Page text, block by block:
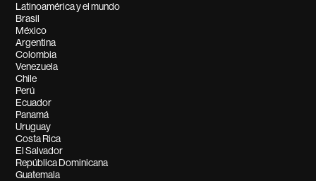
Latinoamérica y el mundo
Brasil
México
Argentina
Colombia
Venezuela
Chile
Perú
Ecuador
Panamá
Uruguay
Costa Rica
El Salvador
República Dominicana
Guatemala